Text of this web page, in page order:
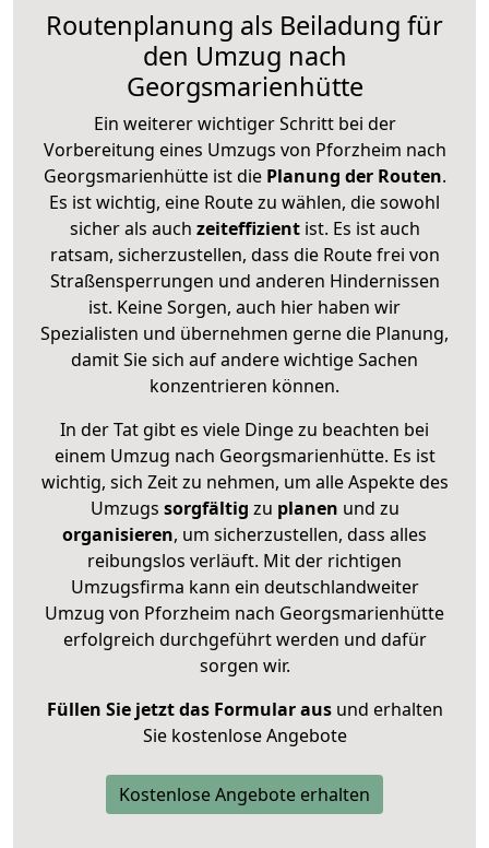
Routenplanung als Beiladung für
den Umzug nach
Georgsmarienhütte
Ein weiterer wichtiger Schritt bei der
Vorbereitung eines Umzugs von Pforzheim nach
Georgsmarienhütte ist diePlanung der Routen.
Es ist wichtig, eine Route zu wählen, die sowohl
sicher als auch zeiteffizientist. Es ist auch
ratsam, sicherzustellen, dass die Route frei von
Straßensperrungen und anderen Hindernissen
ist. Keine Sorgen, auch hier haben wir
Spezialisten und übernehmen gerne die Planung,
damit Sie sich auf andere wichtige Sachen
konzentrieren können.
In der Tat gibt es viele Dinge zu beachten bei
einem Umzug nach Georgsmarienhütte. Es ist
wichtig, sich Zeit zu nehmen, um alle Aspekte des
Umzugs sorgfältig zu planen und zu
organisieren, um sicherzustellen, dass alles
reibungslos verläuft. Mit der richtigen
Umzugsfirma kann ein deutschlandweiter
Umzug von Pforzheim nach Georgsmarienhütte
erfolgreich durchgeführt werden und dafür
sorgen wir.
Füllen Sie jetzt das Formular ausund erhalten
Sie kostenlose Angebote
Kostenlose Angebote erhalten